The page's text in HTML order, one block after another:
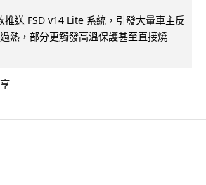
送 FSD v14 Lite 系統，引發大量車主反
熱，部分更觸發高溫保護甚至直接燒